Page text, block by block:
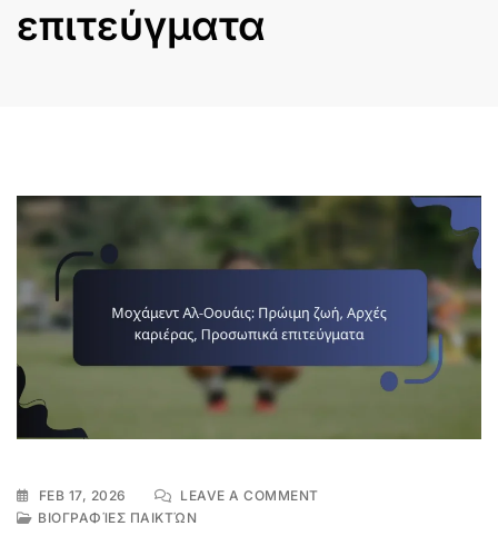
επιτεύγματα
FEB 17, 2026 LEAVE A COMMENTON
ΒΙΟΓΡΑΦΊΕΣ ΠΑΙΚΤΏΝ